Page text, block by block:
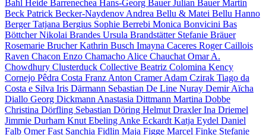
Bahl Heide Barrenechea Hans-Georg BauerJulian BauerMartin
Beck Patrick Becker-Naydenov Andrea Bellu & Matei Bellu Hanno
BergerTatjana Bergius Sophie Berrebi Monica Bonvicini Bas
BöttcherNikolai Brandes Ursula Brandstätter Stefanie Bräuer
Rosemarie BrucherKathrin Busch Imayna Caceres Roger Caillois
Raven Chacon Enzo Chamacho Alice Chauchat Omar A.
Chowdhury Clusterduck Collective Beatriz Colomina Kency
Cornejo Pêdra Costa Franz Anton CramerAdam Czirak Tiago da
Costa e Silva Iris Därmann Sebastian De Line Nuray DemirAïcha
Diallo Georg Dickmann Anastasia Dittmann Martina Dobbe
Christina Dörfling Sebastian Döring Helmut DraxlerIna Driemel
Jimmie Durham Knut Ebeling Anke Eckardt Katja Eydel Daniel
Falb Omer Fast Sanchia Fidlin Maja Figge Marcel Finke Stefanie